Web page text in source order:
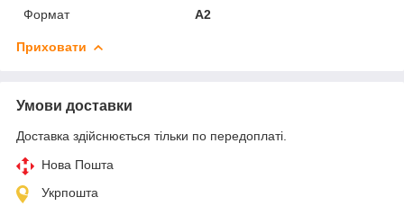
Формат
A2
Приховати
Умови доставки
Доставка здійснюється тільки по передоплаті.
Нова Пошта
Укрпошта